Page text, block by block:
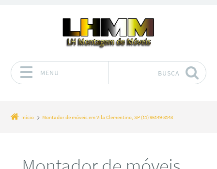
MENU BUSCA
Início Montador de móveis em Vila Clementino, SP (11) 96149-8143